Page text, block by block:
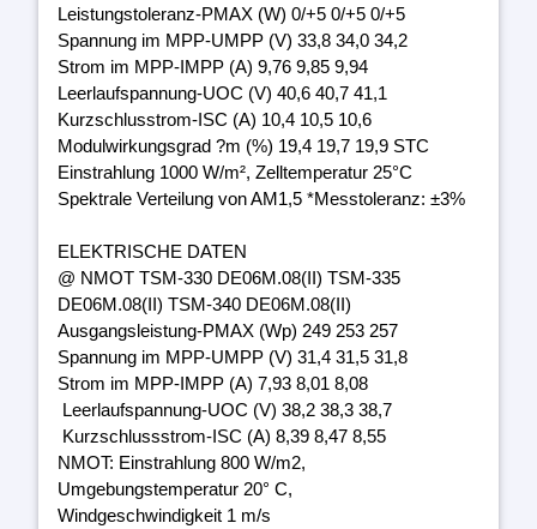
Leistungstoleranz-PMAX (W) 0/+5 0/+5 0/+5
Spannung im MPP-UMPP (V) 33,8 34,0 34,2
Strom im MPP-IMPP (A) 9,76 9,85 9,94
Leerlaufspannung-UOC (V) 40,6 40,7 41,1
Kurzschlusstrom-ISC (A) 10,4 10,5 10,6
Modulwirkungsgrad ?m (%) 19,4 19,7 19,9 STC
Einstrahlung 1000 W/m², Zelltemperatur 25°C
Spektrale Verteilung von AM1,5 *Messtoleranz: ±3%
ELEKTRISCHE DATEN
@ NMOT TSM-330 DE06M.08(II) TSM-335
DE06M.08(II) TSM-340 DE06M.08(II)
Ausgangsleistung-PMAX (Wp) 249 253 257
Spannung im MPP-UMPP (V) 31,4 31,5 31,8
Strom im MPP-IMPP (A) 7,93 8,01 8,08
Leerlaufspannung-UOC (V) 38,2 38,3 38,7
Kurzschlussstrom-ISC (A) 8,39 8,47 8,55
NMOT: Einstrahlung 800 W/m2,
Umgebungstemperatur 20° C,
Windgeschwindigkeit 1 m/s